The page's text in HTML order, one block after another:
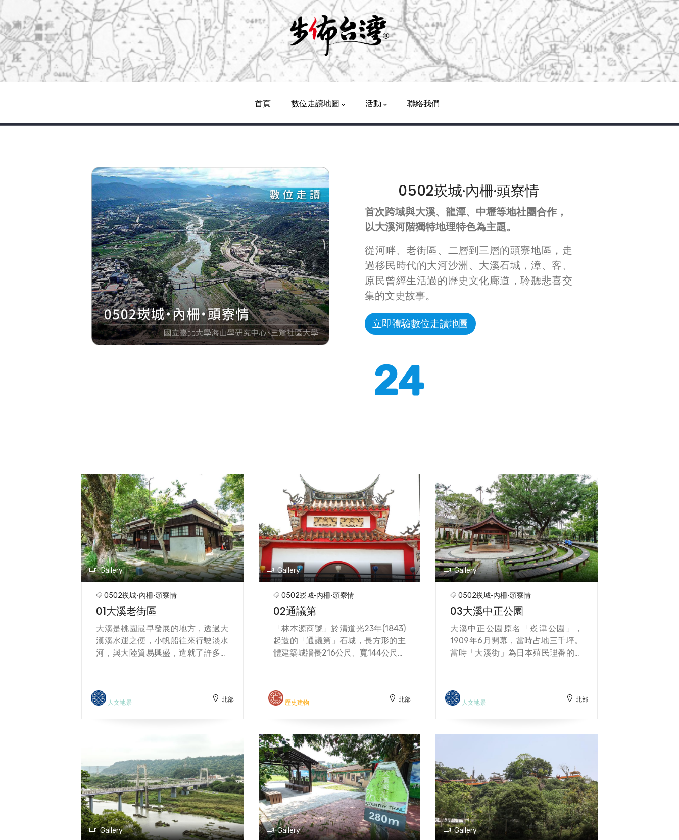
Navigation
首頁 數位走讀地圖 活動 聯絡我們
0502崁城·內柵·頭寮情
首次跨域與大溪、龍潭、中壢等地社團合作，
以大溪河階獨特地理特色為主題。
從河畔、老街區、二層到三層的頭寮地區，走
過移民時代的大河沙洲、大溪石城，漳、客、
原民曾經生活過的歷史文化廊道，聆聽悲喜交
集的文史故事。
立即體驗數位走讀地圖
24
Gallery
0502崁城·內柵·頭寮情
01大溪老街區
大溪是桃園最早發展的地方，透過大
漢溪水運之便，小帆船往來行駛淡水
河，與大陸貿易興盛，造就了許多商
街，各商號融合巴洛克式繁飾主義和
閩南傳統裝飾圖案，包括希臘山頭、
完整的山牆立面，老屋的保存狀況也
較好，街區特色商店林立，商況熱
鬧。每年福仁宮與普濟堂廟會與社頭
遶境文化，以及「豆干文化節」活
動，更是街區年度盛事。此外，通議
第石城、武德殿、蘭室、簡阿牛故
居、木藝博物館、四連棟老屋活化，
人文地景 北部
Gallery
0502崁城·內柵·頭寮情
02通議第
「林本源商號」於清道光23年(1843)
起造的「通議第」石城，長方形的主
體建築城牆長216公尺、寬144公尺、
歷史建物 北部
Gallery
0502崁城·內柵·頭寮情
03大溪中正公園
大溪中正公園原名「崁津公園」，
1909年6月開幕，當時占地三千坪。
當時「大溪街」為日本殖民理番的重
1912年擴大成為「大嵙崁公園」。原
有大溪神社是全桃園第一座設立的神
僅留的基座改建為「超然亭｣，可眺
日軍鎮壓泰雅族人，紀念殉職軍警所
立的「忠魂碑｣，拆除後於基石上改
建為中式涼亭。1975年為紀念蔣中正
在臺的貢獻，公園改名為「中正公
園｣，廣場主景留有一座他騎馬英姿
的銅像。園內具有豐富自然樹景，樟
樹、榕樹、九芎、楓香、茄苳均為百
人文地景 北部
Gallery Gallery Gallery